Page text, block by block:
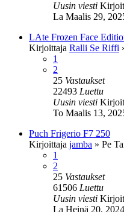
Uusin viesti
La Maalis 29,
LAte Frozen Face
Kirjoittaja Ralli Se Riffi
1
2
25 Vastaukset
22493 Luettu
Uusin viesti
To Maalis 13,
Puch Frigerio F7 250
Kirjoittaja jamba » Pe
1
2
25 Vastaukset
61506 Luettu
Uusin viesti
La Heinä 20,